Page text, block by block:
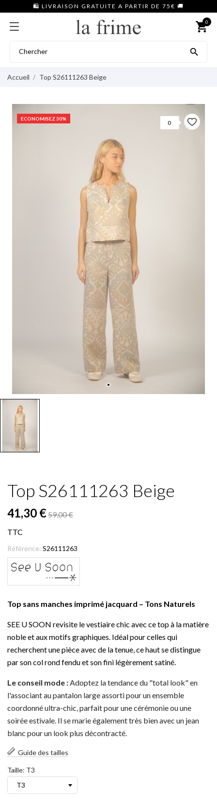
🛍️ LIVRAISON GRATUITE A PARTIR DE 75€ 🚚
shopping_cart
0

Accueil Top S26111263 Beige
ECONOMISEZ 30%
0
Top S26111263 Beige
41,30 €59,00 €
TTC
Référence: S26111263
Top sans manches imprimé jacquard – Tons Naturels
SEE U SOON revisite le vestiaire chic avec ce top à la matière
noble et aux motifs graphiques. Idéal pour celles qui
recherchent une pièce avec de la tenue, ce haut se distingue
par son col rond fendu et son fini légèrement satiné.
Le conseil mode : Adoptez la tendance du "total look" en
l'associant au pantalon large assorti pour un ensemble
coordonné ultra-chic, parfait pour une cérémonie ou une
soirée estivale. Il se marie également très bien avec un jean
blanc pour un look plus décontracté.
Guide des tailles
Taille: T3